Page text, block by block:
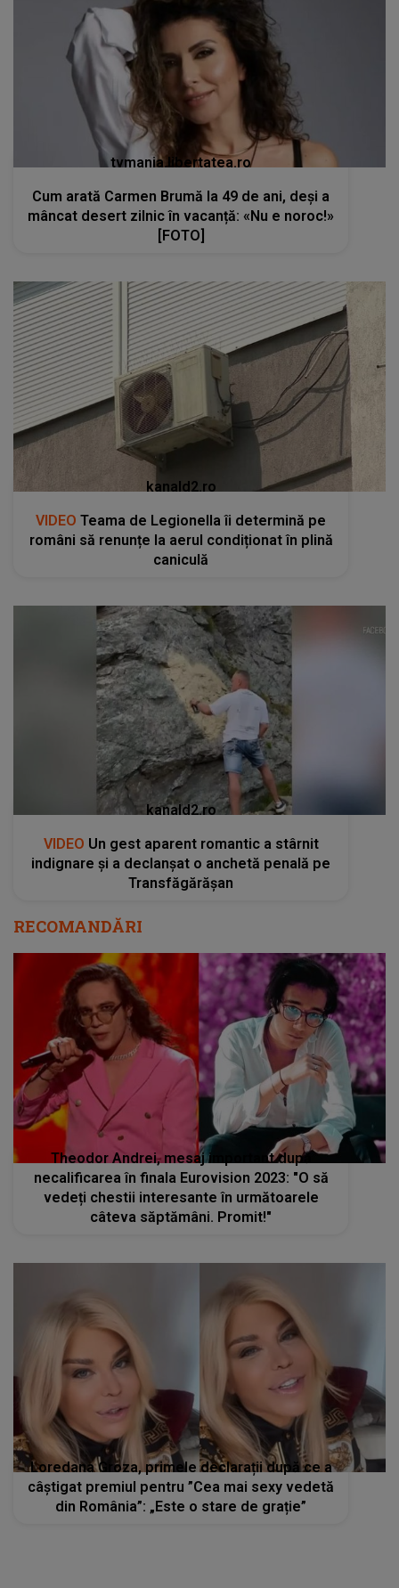
tvmania.libertatea.ro
Cum arată Carmen Brumă la 49 de ani, deși a
mâncat desert zilnic în vacanță: «Nu e noroc!»
[FOTO]
kanald2.ro
VIDEO Teama de Legionella îi determină pe
români să renunțe la aerul condiționat în plină
caniculă
kanald2.ro
VIDEO Un gest aparent romantic a stârnit
indignare și a declanșat o anchetă penală pe
Transfăgărășan
RECOMANDĂRI
Theodor Andrei, mesaj important după
necalificarea în finala Eurovision 2023: "O să
vedeți chestii interesante în următoarele
câteva săptămâni. Promit!"
Loredana Groza, primele declarații după ce a
câștigat premiul pentru ”Cea mai sexy vedetă
din România”: „Este o stare de grație”